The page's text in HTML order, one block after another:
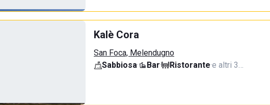
Kalè Cora
San Foca, Melendugno
Sabbiosa· Bar· Ristorante·e altri 3…